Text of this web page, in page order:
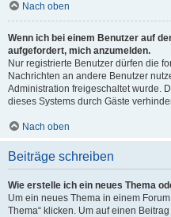
Nach oben
Wenn ich bei einem Benutzer auf
aufgefordert, mich anzumelden.
Nur registrierte Benutzer dürfen die
Nachrichten an andere Benutzer
Administration freigeschaltet wurde.
dieses Systems durch Gäste
Nach oben
Beiträge schreiben
Wie erstelle ich ein neues Thema
Um ein neues Thema in einem
Thema“ klicken. Um auf einen